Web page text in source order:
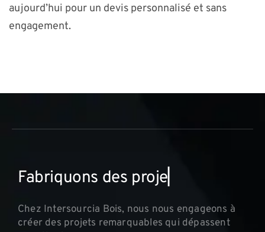
aujourd’hui pour un devis personnalisé et sans
engagement.
Fabriquons des proje
Chez Intersourcia Bois, nous nous engageons à
créer des projets remarquables qui dépassent